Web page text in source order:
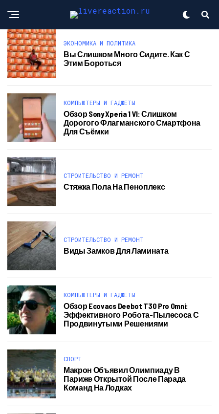
ЭКОНОМИКА И ПОЛИТИКА
Вы Слишком Много Сидите. Как С
Этим Бороться
КОМПЬЮТЕРЫ И ГАДЖЕТЫ
Обзор Sony Xperia 1 VI: Слишком
Дорогого Флагманского Смартфона
Для Съёмки
СТРОИТЕЛЬСТВО И РЕМОНТ
Стяжка Пола На Пеноплекс
СТРОИТЕЛЬСТВО И РЕМОНТ
Виды Замков Для Ламината
КОМПЬЮТЕРЫ И ГАДЖЕТЫ
Обзор Ecovacs Deebot T30 Pro Omni:
Эффективного Робота-Пылесоса С
Продвинутыми Решениями
СПОРТ
Макрон Объявил Олимпиаду В
Париже Открытой После Парада
Команд На Лодках